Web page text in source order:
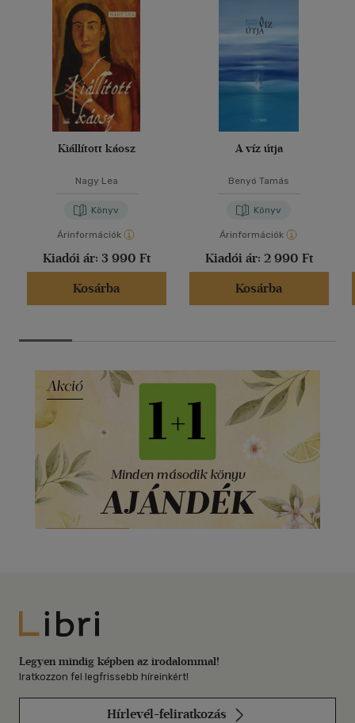
Kiállított káosz
Nagy Lea
Könyv
Árinformációk
Kiadói ár: 3 990 Ft
Kosárba
A víz útja
Benyó Tamás
Könyv
Árinformációk
Kiadói ár: 2 990 Ft
Kosárba
Libri
Legyen mindig képben az irodalommal!
Iratkozzon fel legfrissebb híreinkért!
Hírlevél-feliratkozás